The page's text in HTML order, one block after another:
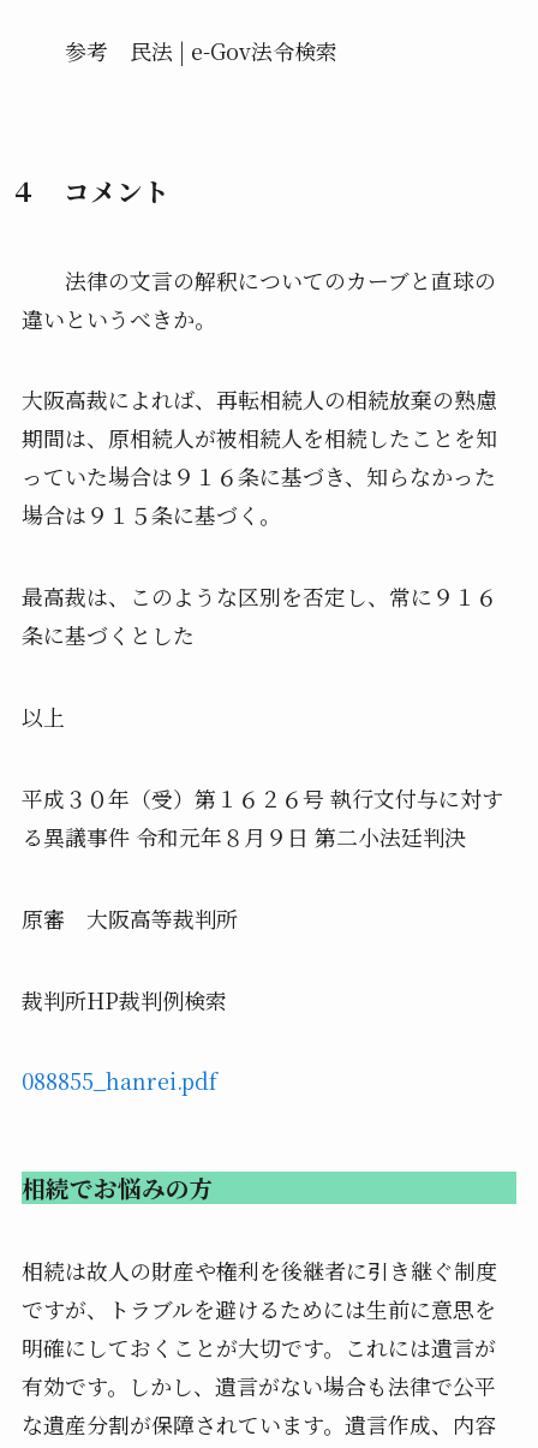
参考 民法 | e-Gov法令検索
４ コメント
法律の文言の解釈についてのカーブと直球の
違いというべきか。
大阪高裁によれば、再転相続人の相続放棄の熟慮
期間は、原相続人が被相続人を相続したことを知
っていた場合は９１６条に基づき、知らなかった
場合は９１５条に基づく。
最高裁は、このような区別を否定し、常に９１６
条に基づくとした
以上
平成３０年（受）第１６２６号 執行文付与に対す
る異議事件 令和元年８月９日 第二小法廷判決
原審 大阪高等裁判所
裁判所HP裁判例検索
088855_hanrei.pdf
相続でお悩みの方
相続は故人の財産や権利を後継者に引き継ぐ制度
ですが、トラブルを避けるためには生前に意思を
明確にしておくことが大切です。これには遺言が
有効です。しかし、遺言がない場合も法律で公平
な遺産分割が保障されています。遺言作成、内容